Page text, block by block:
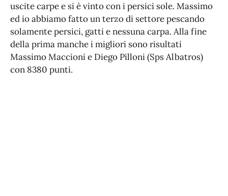
uscite carpe e si è vinto con i persici sole. Massimo
ed io abbiamo fatto un terzo di settore pescando
solamente persici, gatti e nessuna carpa. Alla fine
della prima manche i migliori sono risultati
Massimo Maccioni e Diego Pilloni (Sps Albatros)
con 8380 punti.